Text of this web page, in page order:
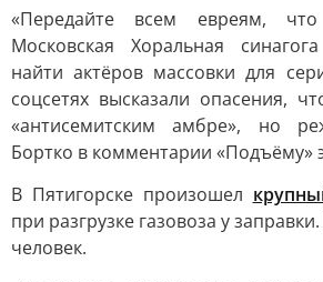
«Передайте всем евреям,
Московская Хоральная
найти актёров массовки для
соцсетях высказали опасения,
«антисемитским амбре», но
Бортко в комментарии «Подъёму»
В Пятигорске произошел
при разгрузке газовоза у
человек.